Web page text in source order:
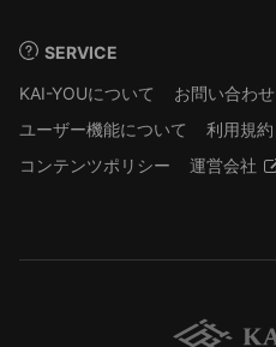
SERVICE
KAI-YOUについて
お問い合わせ
ユーザー機能について
利用規約
コンテンツポリシー
運営会社